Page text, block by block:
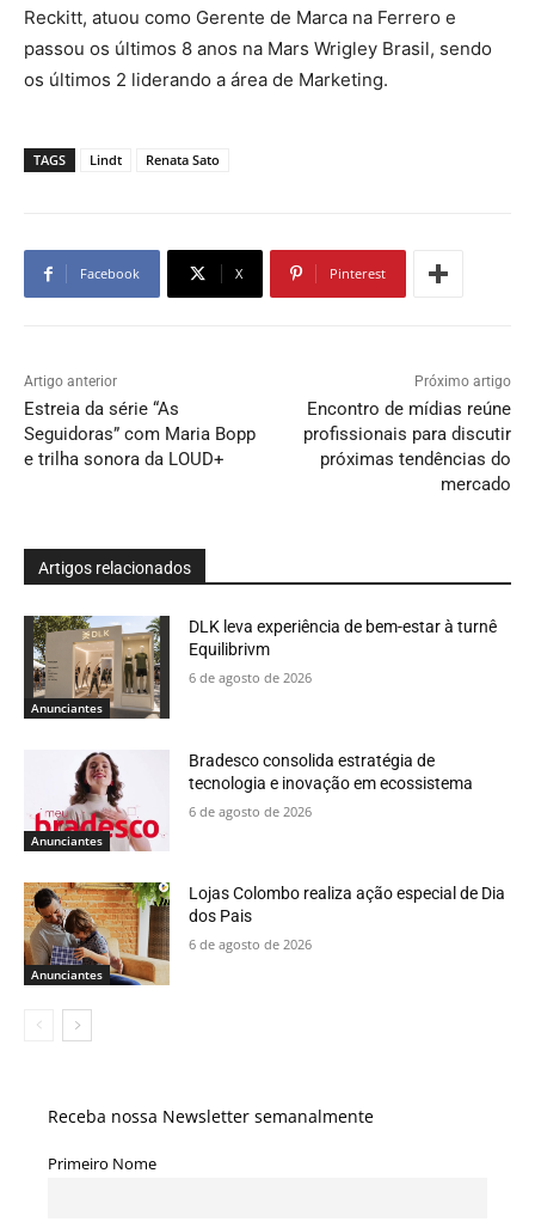
Reckitt, atuou como Gerente de Marca na Ferrero e
passou os últimos 8 anos na Mars Wrigley Brasil, sendo
os últimos 2 liderando a área de Marketing.
TAGS Lindt Renata Sato
Facebook X Pinterest
Artigo anterior
Estreia da série “As
Seguidoras” com Maria Bopp
e trilha sonora da LOUD+
Próximo artigo
Encontro de mídias reúne
profissionais para discutir
próximas tendências do
mercado
Artigos relacionados
Anunciantes
DLK leva experiência de bem-estar à turnê
Equilibrivm
6 de agosto de 2026
Anunciantes
Bradesco consolida estratégia de
tecnologia e inovação em ecossistema
6 de agosto de 2026
Anunciantes
Lojas Colombo realiza ação especial de Dia
dos Pais
6 de agosto de 2026
Receba nossa Newsletter semanalmente
Primeiro Nome